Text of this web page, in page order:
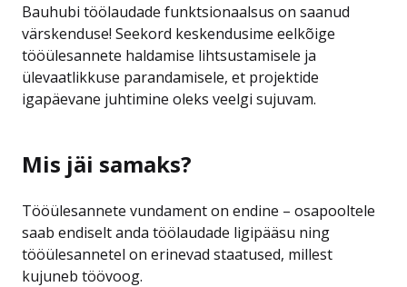
Bauhubi töölaudade funktsionaalsus on saanud
värskenduse! Seekord keskendusime eelkõige
tööülesannete haldamise lihtsustamisele ja
ülevaatlikkuse parandamisele, et projektide
igapäevane juhtimine oleks veelgi sujuvam.
Mis jäi samaks?
Tööülesannete vundament on endine – osapooltele
saab endiselt anda töölaudade ligipääsu ning
tööülesannetel on erinevad staatused, millest
kujuneb töövoog.